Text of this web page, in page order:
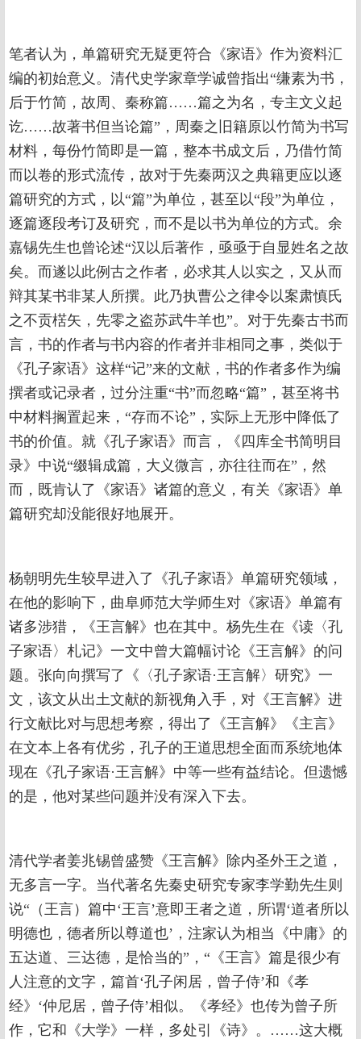
笔者认为，单篇研究无疑更符合《家语》作为资料汇
编的初始意义。清代史学家章学诚曾指出“缣素为书，
后于竹简，故周、秦称篇……篇之为名，专主文义起
讫……故著书但当论篇”，周秦之旧籍原以竹简为书写
材料，每份竹简即是一篇，整本书成文后，乃借竹简
而以卷的形式流传，故对于先秦两汉之典籍更应以逐
篇研究的方式，以“篇”为单位，甚至以“段”为单位，
逐篇逐段考订及研究，而不是以书为单位的方式。余
嘉锡先生也曾论述“汉以后著作，亟亟于自显姓名之故
矣。而遂以此例古之作者，必求其人以实之，又从而
辩其某书非某人所撰。此乃执曹公之律令以案肃慎氏
之不贡楛矢，先零之盗苏武牛羊也”。对于先秦古书而
言，书的作者与书内容的作者并非相同之事，类似于
《孔子家语》这样“记”来的文献，书的作者多作为编
撰者或记录者，过分注重“书”而忽略“篇”，甚至将书
中材料搁置起来，“存而不论”，实际上无形中降低了
书的价值。就《孔子家语》而言，《四库全书简明目
录》中说“缀辑成篇，大义微言，亦往往而在”，然
而，既肯认了《家语》诸篇的意义，有关《家语》单
篇研究却没能很好地展开。
杨朝明先生较早进入了《孔子家语》单篇研究领域，
在他的影响下，曲阜师范大学师生对《家语》单篇有
诸多涉猎，《王言解》也在其中。杨先生在《读〈孔
子家语〉札记》一文中曾大篇幅讨论《王言解》的问
题。张向向撰写了《〈孔子家语·王言解〉研究》一
文，该文从出土文献的新视角入手，对《王言解》进
行文献比对与思想考察，得出了《王言解》《主言》
在文本上各有优劣，孔子的王道思想全面而系统地体
现在《孔子家语·王言解》中等一些有益结论。但遗憾
的是，他对某些问题并没有深入下去。
清代学者姜兆锡曾盛赞《王言解》除内圣外王之道，
无多言一字。当代著名先秦史研究专家李学勤先生则
说“（王言）篇中‘王言’意即王者之道，所谓‘道者所以
明德也，德者所以尊道也’，注家认为相当《中庸》的
五达道、三达德，是恰当的”，“《王言》篇是很少有
人注意的文字，篇首‘孔子闲居，曾子侍’和《孝
经》‘仲尼居，曾子侍’相似。《孝经》也传为曾子所
作，它和《大学》一样，多处引《诗》。……这大概